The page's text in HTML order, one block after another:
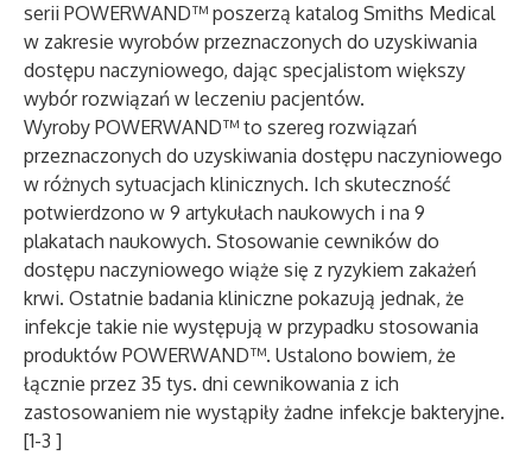
serii POWERWAND™ poszerzą katalog Smiths Medical
w zakresie wyrobów przeznaczonych do uzyskiwania
dostępu naczyniowego, dając specjalistom większy
wybór rozwiązań w leczeniu pacjentów.
Wyroby POWERWAND™ to szereg rozwiązań
przeznaczonych do uzyskiwania dostępu naczyniowego
w różnych sytuacjach klinicznych. Ich skuteczność
potwierdzono w 9 artykułach naukowych i na 9
plakatach naukowych. Stosowanie cewników do
dostępu naczyniowego wiąże się z ryzykiem zakażeń
krwi. Ostatnie badania kliniczne pokazują jednak, że
infekcje takie nie występują w przypadku stosowania
produktów POWERWAND™. Ustalono bowiem, że
łącznie przez 35 tys. dni cewnikowania z ich
zastosowaniem nie wystąpiły żadne infekcje bakteryjne.
[1-3 ]